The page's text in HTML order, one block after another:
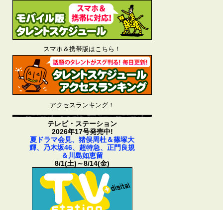
スマホ＆携帯版はこちら！
アクセスランキング！
テレビ・ステーション
2026年17号発売中!
夏ドラマ会見、猪俣周杜＆篠塚大
輝、乃木坂46、超特急、正門良規
＆川島如恵留
8/1(土)～8/14(金)